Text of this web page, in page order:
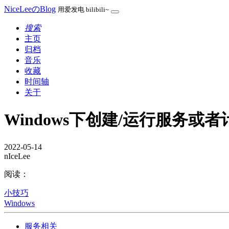
NiceLeeのBlog 用爱发电 bilibili~
搜索
主页
归档
音乐
收藏
时间轴
关于
Windows下创建/运行服务或者
2022-05-14
nIceLee
阅读：
小技巧
Windows
服务相关